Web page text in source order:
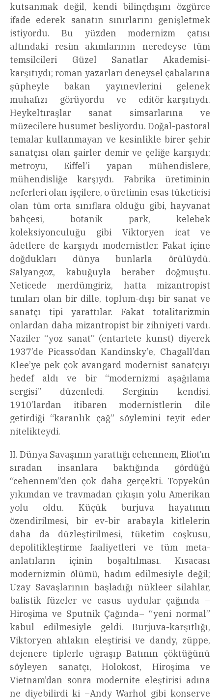
kutsanmak değil, kendi bilinçdışını özgürce
ifade ederek sanatın sınırlarını genişletmek
istiyordu. Bu yüzden modernizm çatısı
altındaki resim akımlarının neredeyse tüm
temsilcileri Güzel Sanatlar Akademisi-
karşıtıydı; roman yazarları deneysel çabalarına
şüpheyle bakan yayınevlerini gelenek
muhafızı görüyordu ve editör-karşıtıydı.
Heykeltıraşlar sanat simsarlarına ve
müzecilere husumet besliyordu. Doğal-pastoral
temalar kullanmayan ve kesinlikle birer şehir
sanatçısı olan şairler demir ve çeliğe karşıydı;
metroyu, Eiffel’i yapan mühendislere,
mühendisliğe karşıydı. Fabrika üretiminin
neferleri olan işçilere, o üretimin esas tüketicisi
olan tüm orta sınıflara olduğu gibi, hayvanat
bahçesi, botanik park, kelebek
koleksiyonculuğu gibi Viktoryen icat ve
âdetlere de karşıydı modernistler. Fakat içine
doğdukları dünya bunlarla örülüydü.
Salyangoz, kabuğuyla beraber doğmuştu.
Neticede merdümgiriz, hatta mizantropist
tınıları olan bir dille, toplum-dışı bir sanat ve
sanatçı tipi yarattılar. Fakat totalitarizmin
onlardan daha mizantropist bir zihniyeti vardı.
Naziler “yoz sanat” (entartete kunst) diyerek
1937’de Picasso’dan Kandinsky’e, Chagall’dan
Klee’ye pek çok avangard modernist sanatçıyı
hedef aldı ve bir “modernizmi aşağılama
sergisi” düzenledi. Serginin kendisi,
1910’lardan itibaren modernistlerin dile
getirdiği “karanlık çağ” söylemini teyit eder
nitelikteydi.
II. Dünya Savaşının yarattığı cehennem, Eliot’ın
sıradan insanlara baktığında gördüğü
“cehennem”den çok daha gerçekti. Topyekûn
yıkımdan ve travmadan çıkışın yolu Amerikan
yolu oldu. Küçük burjuva hayatının
özendirilmesi, bir ev-bir arabayla kitlelerin
daha da düzleştirilmesi, tüketim coşkusu,
depolitikleştirme faaliyetleri ve tüm meta-
anlatıların içinin boşaltılması. Kısacası
modernizmin ölümü, hadım edilmesiyle değil;
Uzay Savaşlarının başladığı nükleer silahlar,
balistik füzeler ve casus uydular çağında –
Hiroşima ve Sputnik Çağında– “yeni normal”
kabul edilmesiyle geldi. Burjuva-karşıtlığı,
Viktoryen ahlakın eleştirisi ve dandy, züppe,
dejenere tiplerle uğraşıp Batının çöktüğünü
söyleyen sanatçı, Holokost, Hiroşima ve
Vietnam’dan sonra modernite eleştirisi adına
ne diyebilirdi ki –Andy Warhol gibi konserve